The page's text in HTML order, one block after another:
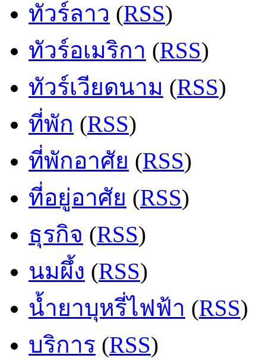
ทัวร์ลาว (RSS)
ทัวร์อเมริกา (RSS)
ทัวร์เวียดนาม (RSS)
ที่พัก (RSS)
ที่พักอาศัย (RSS)
ที่อยู่อาศัย (RSS)
ธุรกิจ (RSS)
นมผึ้ง (RSS)
น้ำยาบุหรี่ไฟฟ้า (RSS)
บริการ (RSS)